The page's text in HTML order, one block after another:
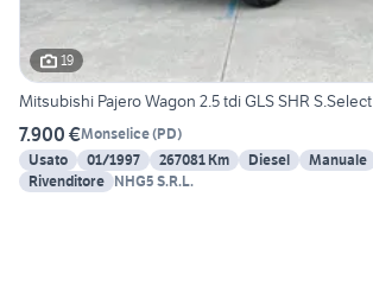
19
Mitsubishi Pajero Wagon 2.5 tdi GLS SHR S.Select
7.900 €Monselice(PD)
Usato
01/1997 267081 Km Diesel Manuale
Rivenditore NHG5 S.R.L.